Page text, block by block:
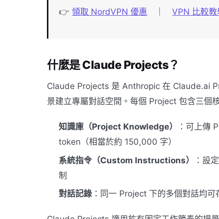
👉領取 NordVPN 優惠 ｜VPN 比較教
什麼是 Claude Projects？
Claude Projects 是 Anthropic 在 Claude.ai
景建立專屬對話空間。每個 Project 包含三個
知識庫（Project Knowledge）
：可上傳
token（相當於約 150,000 字）
系統指令（Custom Instructions）
：設
制
對話記錄 ：同一 Project 下的多個對話均